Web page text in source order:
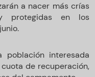
a nacer más crías
protegidas en los
población interesada
de recuperación,